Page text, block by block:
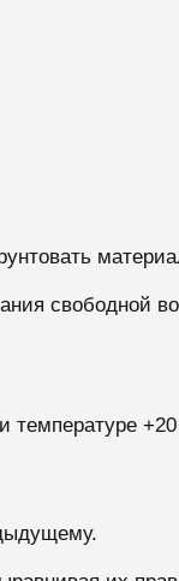
свободной
температуре